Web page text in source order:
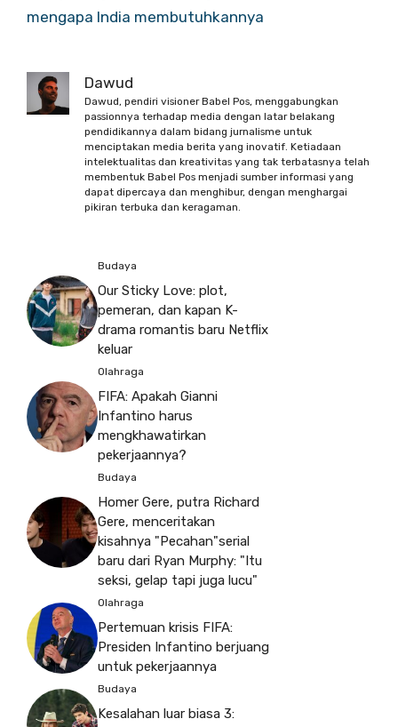
mengapa India membutuhkannya
Dawud
Dawud, pendiri visioner Babel Pos, menggabungkan
passionnya terhadap media dengan latar belakang
pendidikannya dalam bidang jurnalisme untuk
menciptakan media berita yang inovatif. Ketiadaan
intelektualitas dan kreativitas yang tak terbatasnya telah
membentuk Babel Pos menjadi sumber informasi yang
dapat dipercaya dan menghibur, dengan menghargai
pikiran terbuka dan keragaman.
Budaya
Our Sticky Love: plot,
pemeran, dan kapan K-
drama romantis baru Netflix
keluar
Olahraga
FIFA: Apakah Gianni
Infantino harus
mengkhawatirkan
pekerjaannya?
Budaya
Homer Gere, putra Richard
Gere, menceritakan
kisahnya "Pecahan"serial
baru dari Ryan Murphy: "Itu
seksi, gelap tapi juga lucu"
Olahraga
Pertemuan krisis FIFA:
Presiden Infantino berjuang
untuk pekerjaannya
Budaya
Kesalahan luar biasa 3: